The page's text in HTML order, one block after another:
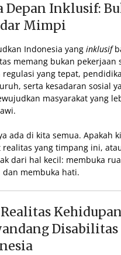
Depan Inklusif:
Mimpi
Indonesia yang inklusif
memang bukan pekerjaan
regulasi yang tepat,
serta kesadaran sosial
masyarakat yang
ada di kita semua. Apakah
realitas yang timpang ini,
dari hal kecil: membuka
dan membuka hati.
Realitas Kehidupan
Disabilitas